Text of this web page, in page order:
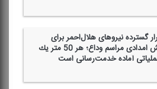
گسترده نیروهای هلال‌احمر برای
پوشش امدادی مراسم وداع؛ هر 50 متر یك
آماده خدمت‌رسانی است